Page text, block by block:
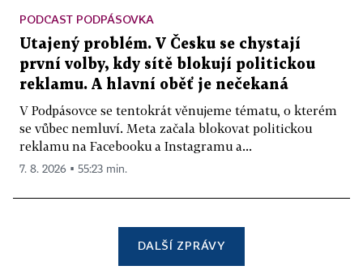
PODCAST PODPÁSOVKA
Utajený problém. V Česku se chystají
první volby, kdy sítě blokují politickou
reklamu. A hlavní oběť je nečekaná
V Podpásovce se tentokrát věnujeme tématu, o kterém
se vůbec nemluví. Meta začala blokovat politickou
reklamu na Facebooku a Instagramu a...
7. 8. 2026 ▪ 55:23 min.
DALŠÍ ZPRÁVY